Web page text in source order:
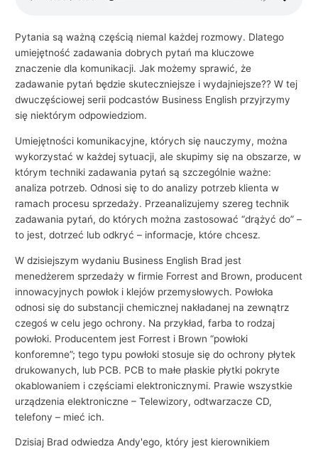
Pytania są ważną częścią niemal każdej rozmowy. Dlatego
umiejętność zadawania dobrych pytań ma kluczowe
znaczenie dla komunikacji. Jak możemy sprawić, że
zadawanie pytań będzie skuteczniejsze i wydajniejsze?? W tej
dwuczęściowej serii podcastów Business English przyjrzymy
się niektórym odpowiedziom.
Umiejętności komunikacyjne, których się nauczymy, można
wykorzystać w każdej sytuacji, ale skupimy się na obszarze, w
którym techniki zadawania pytań są szczególnie ważne:
analiza potrzeb. Odnosi się to do analizy potrzeb klienta w
ramach procesu sprzedaży. Przeanalizujemy szereg technik
zadawania pytań, do których można zastosować “drążyć do” –
to jest, dotrzeć lub odkryć – informacje, które chcesz.
W dzisiejszym wydaniu Business English Brad jest
menedżerem sprzedaży w firmie Forrest and Brown, producent
innowacyjnych powłok i klejów przemysłowych. Powłoka
odnosi się do substancji chemicznej nakładanej na zewnątrz
czegoś w celu jego ochrony. Na przykład, farba to rodzaj
powłoki. Producentem jest Forrest i Brown “powłoki
konforemne”; tego typu powłoki stosuje się do ochrony płytek
drukowanych, lub PCB. PCB to małe płaskie płytki pokryte
okablowaniem i częściami elektronicznymi. Prawie wszystkie
urządzenia elektroniczne – Telewizory, odtwarzacze CD,
telefony – mieć ich.
Dzisiaj Brad odwiedza Andy'ego, który jest kierownikiem
s
k
i
e
o
w
i
z
n
e
s
i